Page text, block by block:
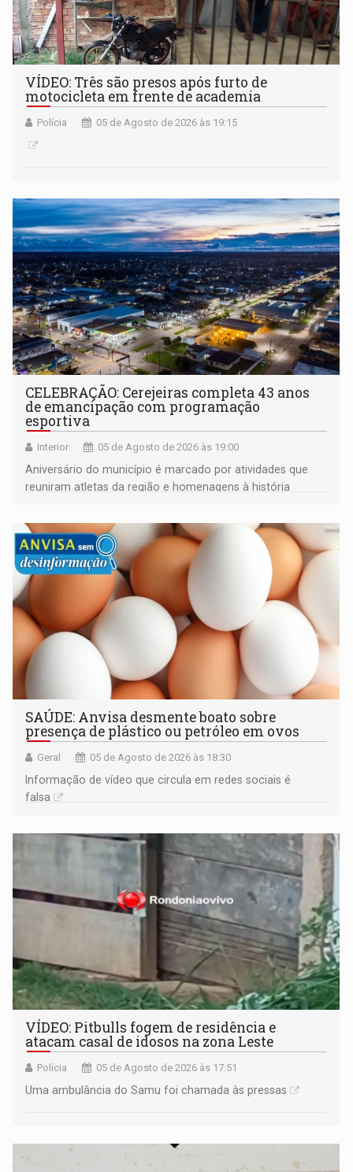
VÍDEO: Três são presos após furto de
motocicleta em frente de academia
Polícia 05 de Agosto de 2026 às 19:15
CELEBRAÇÃO: Cerejeiras completa 43 anos
de emancipação com programação
esportiva
Interior 05 de Agosto de 2026 às 19:00
Aniversário do município é marcado por atividades que
reuniram atletas da região e homenagens à história
SAÚDE: Anvisa desmente boato sobre
presença de plástico ou petróleo em ovos
Geral 05 de Agosto de 2026 às 18:30
Informação de vídeo que circula em redes sociais é
falsa
VÍDEO: Pitbulls fogem de residência e
atacam casal de idosos na zona Leste
Polícia 05 de Agosto de 2026 às 17:51
Uma ambulância do Samu foi chamada às pressas